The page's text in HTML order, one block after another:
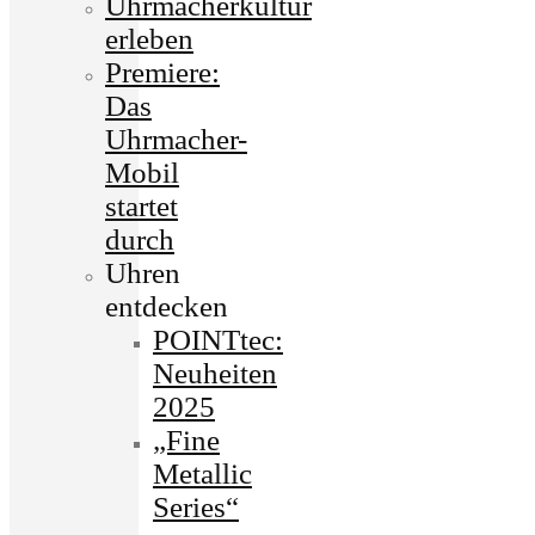
erleben
Premiere:
Das
Uhrmacher-
Mobil
startet
durch
Uhren
entdecken
POINTtec:
Neuheiten
2025
„Fine
Metallic
Series“